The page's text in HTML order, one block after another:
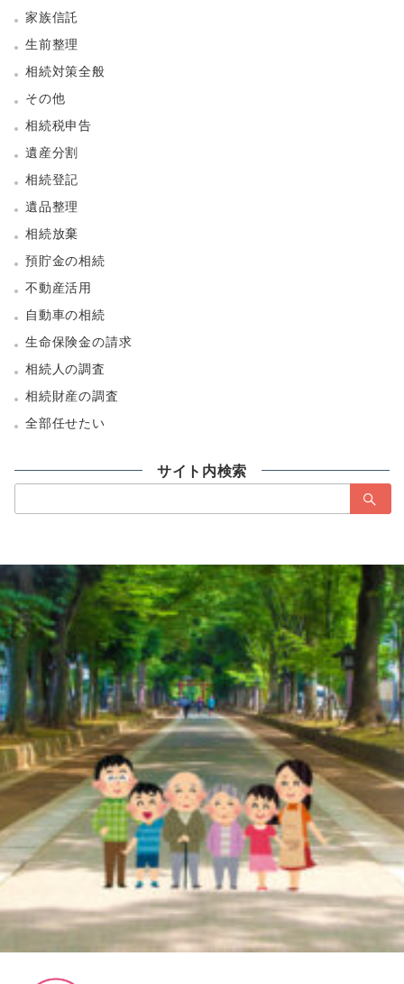
家族信託
生前整理
相続対策全般
その他
相続税申告
遺産分割
相続登記
遺品整理
相続放棄
預貯金の相続
不動産活用
自動車の相続
生命保険金の請求
相続人の調査
相続財産の調査
全部任せたい
サイト内検索
索：